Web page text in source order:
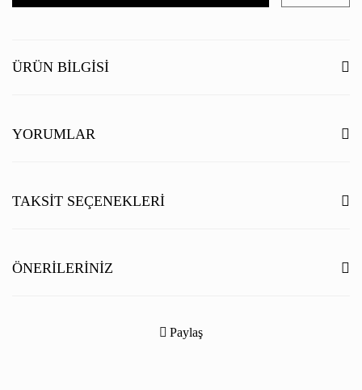
ÜRÜN BILGISI
YORUMLAR
Bu ürüne ilk yorumu siz yapın!
TAKSIT SEÇENEKLERI
ÖNERILERINIZ
yetersiz gördüğünüz noktaları öneri formunu kullanarak tarafımıza
Paylaş